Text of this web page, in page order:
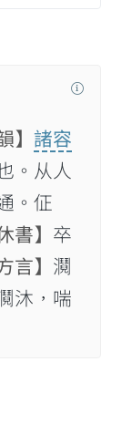
】 諸容
。从人
。佂
書】 卒
言】 𤄎
沐，喘